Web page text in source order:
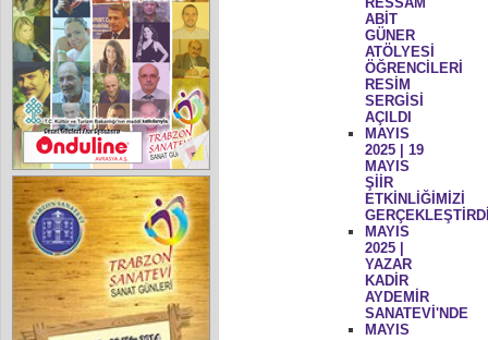
ABİT
GÜNER
ATÖLYESİ
ÖĞRENCİLERİ
RESİM
SERGİSİ
AÇILDI
MAYIS
2025 | 19
MAYIS
ŞİİR
ETKİNLİĞİMİZİ
MAYIS
2025 |
YAZAR
KADİR
AYDEMİR
SANATEVİ'NDE
MAYIS